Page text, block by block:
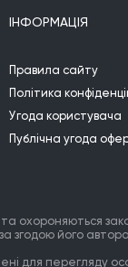
ІНФОРМАЦІЯ
Правила сайту
Політика
Угода користувача
Публічна угода
охороняються
згодою його
для перегляду